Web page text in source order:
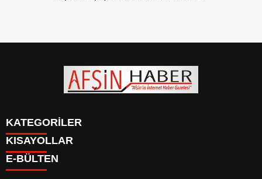
KATEGORİLER
SİYASET
EĞİTİM
KISAYOLLAR
SİYASET
E-BÜLTEN